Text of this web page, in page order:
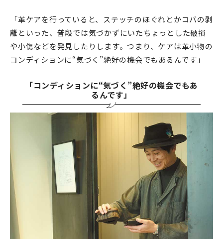
「革ケアを行っていると、ステッチのほぐれとかコバの剥
離といった、普段では気づかずにいたちょっとした破損
や小傷などを発見したりします。つまり、ケアは革小物の
コンディションに“気づく”絶好の機会でもあるんです」
「コンディションに“気づく”絶好の機会でもあ
るんです」